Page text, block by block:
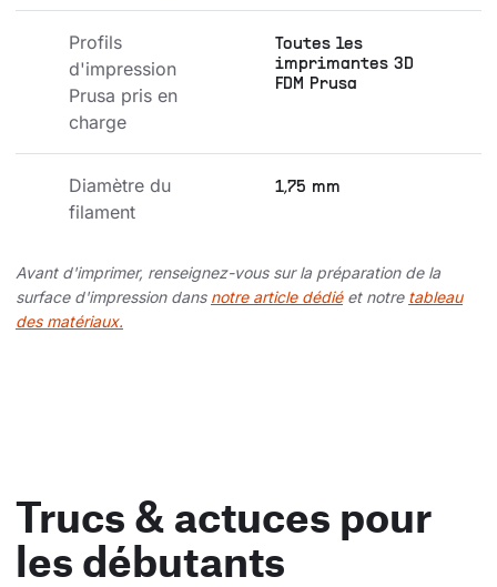
Profils
d'impression
Prusa pris en
charge
Toutes les
imprimantes 3D
FDM Prusa
Diamètre du
filament
1,75 mm
Avant d'imprimer, renseignez-vous sur la préparation de la
surface d'impression dans notre article dédiéet notre tableau
des matériaux.
Trucs & actuces pour
les débutants